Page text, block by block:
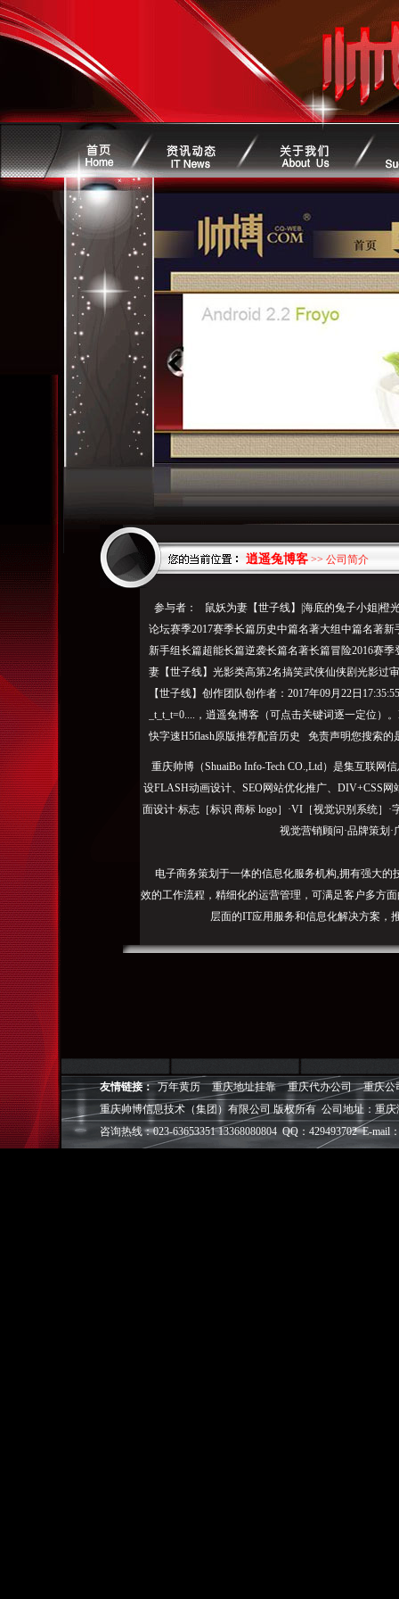
逍遥兔博客 >> 公司简介
参与者： 鼠妖为妻【世子线】|海底的兔子小姐|橙
论坛赛季2017赛季长篇历史中篇名著大组中篇名著
新手组长篇超能长篇逆袭长篇名著长篇冒险2016赛
妻【世子线】光影类高第2名搞笑武侠仙侠剧光影过
【世子线】创作团队创作者：2017年09月22日
_t_t_t=0....，逍遥兔博客（可点击关键词逐一定位）
快字速H5flash原版推荐配音历史 免责声明您搜索的
重庆帅博（ShuaiBo Info-Tech CO.,Ltd）是集互联网
设FLASH动画设计、SEO网站优化推广、DIV+CSS
面设计·标志［标识 商标 logo］·VI［视觉识别系统］·
视觉营销顾问·品牌策划
电子商务策划于一体的信息化服务机构,拥有强大的
效的工作流程，精细化的运营管理，可满足客户多方
层面的IT应用服务和信息化解决方案，
◎帅博——专业的团队
◎帅博 ——让网站突显
友情链接： 万年黄历 重庆地址挂靠 重庆代办公司
重庆公
重庆帅博信息技术（集团）有限公司 版权所有 公司地址：重
咨询热线：023-63653351 13368080804 QQ：429493702 E-mail